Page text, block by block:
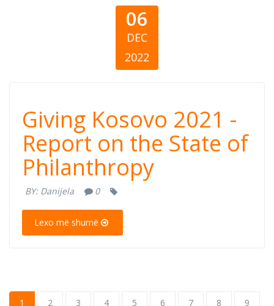
06
DEC
2022
Giving Kosovo
2021 - Report on
the State of
Philanthropy
Giving Kosovo 2021 -
Report on the State of
Philanthropy
BY: Danijela 0
Lexo më shumë
1 2 3 4 5 6 7 8
9